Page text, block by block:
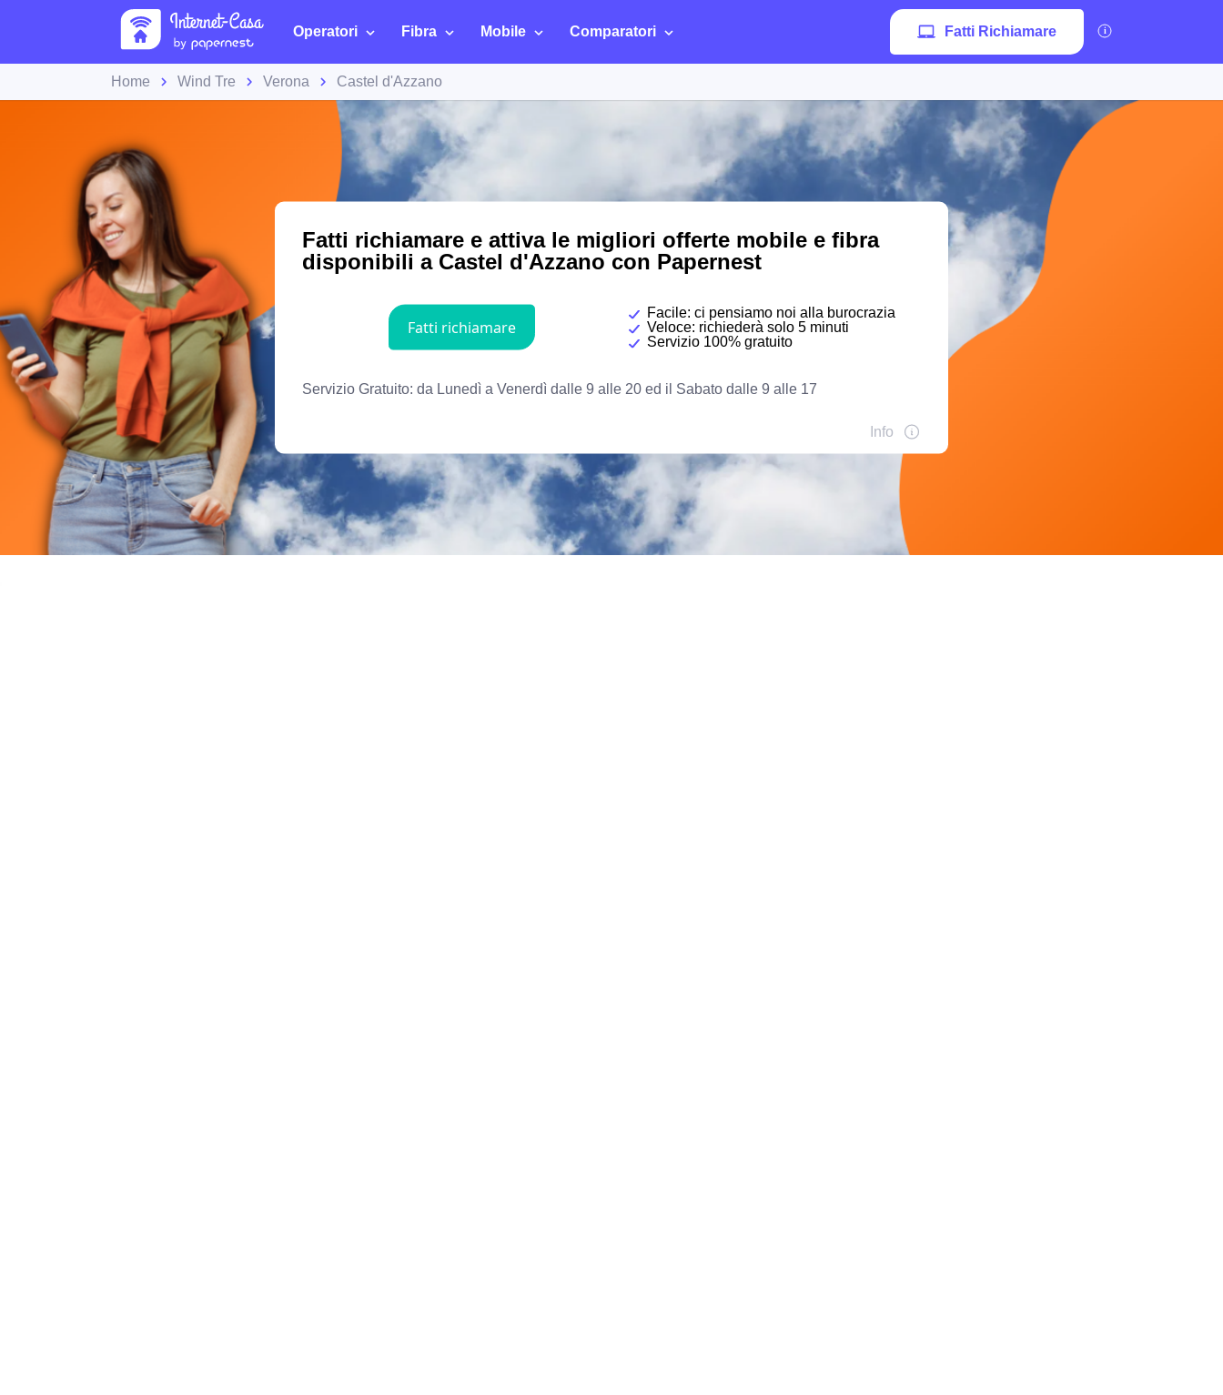
Operatori Fibra Mobile Comparatori Fatti Richiamare
Home Wind Tre Verona Castel d'Azzano